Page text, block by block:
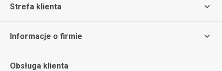
Strefa klienta
Informacje o firmie
Obsługa klienta